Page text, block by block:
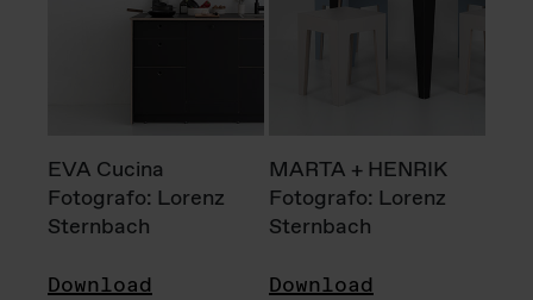
EVA Cucina
Fotografo: Lorenz
Sternbach
Download
MARTA + HENRIK
Fotografo: Lorenz
Sternbach
Download